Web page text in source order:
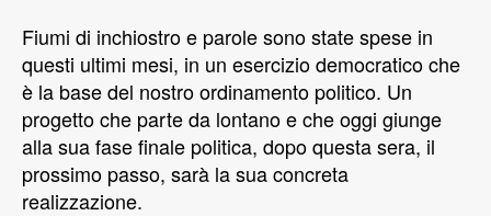
Fiumi di inchiostro e parole sono state spese in
questi ultimi mesi, in un esercizio democratico che
è la base del nostro ordinamento politico. Un
progetto che parte da lontano e che oggi giunge
alla sua fase finale politica, dopo questa sera, il
prossimo passo, sarà la sua concreta
realizzazione.